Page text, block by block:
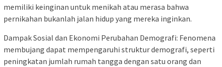
memiliki keinginan untuk menikah atau merasa bahwa
pernikahan bukanlah jalan hidup yang mereka inginkan.
Dampak Sosial dan Ekonomi Perubahan Demografi: Fenomena
membujang dapat mempengaruhi struktur demografi, seperti
peningkatan jumlah rumah tangga dengan satu orang dan